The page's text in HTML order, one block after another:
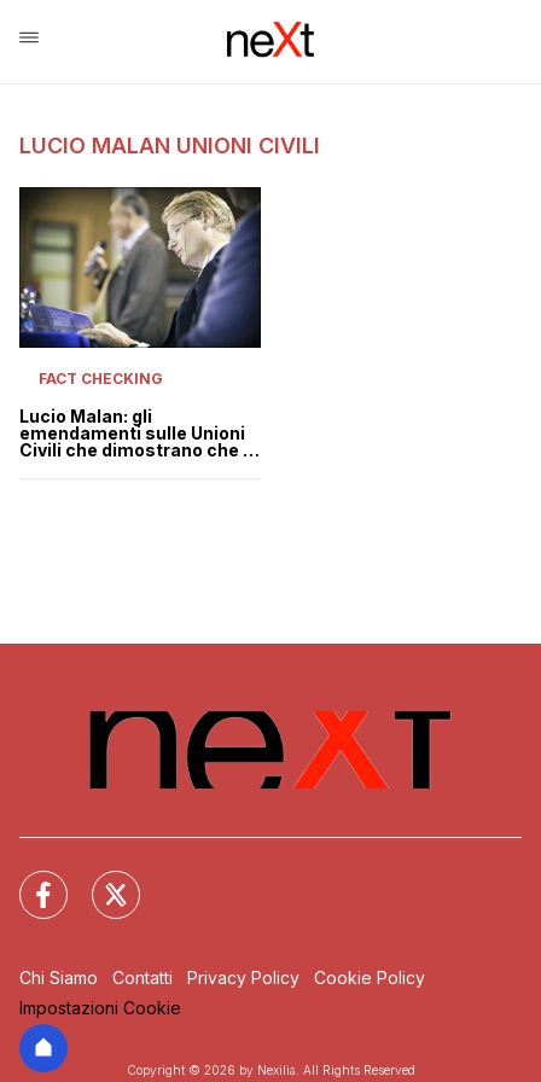
LUCIO MALAN UNIONI CIVILI
FACT CHECKING
Lucio Malan: gli
emendamenti sulle Unioni
Civili che dimostrano che il
Chi Siamo Contatti Privacy Policy
Cookie Policy
Impostazioni Cookie
Copyright © 2026 by Nexilia. All Rights Reserved